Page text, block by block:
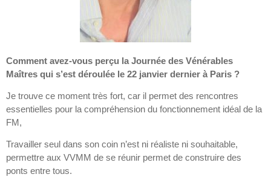
Comment avez-vous perçu la Journée des Vénérables
Maîtres qui s’est déroulée le 22 janvier dernier à Paris ?
Je trouve ce moment très fort, car il permet des rencontres
essentielles pour la compréhension du fonctionnement idéal de la
FM,
Travailler seul dans son coin n’est ni réaliste ni souhaitable,
permettre aux VVMM de se réunir permet de construire des
ponts entre tous.